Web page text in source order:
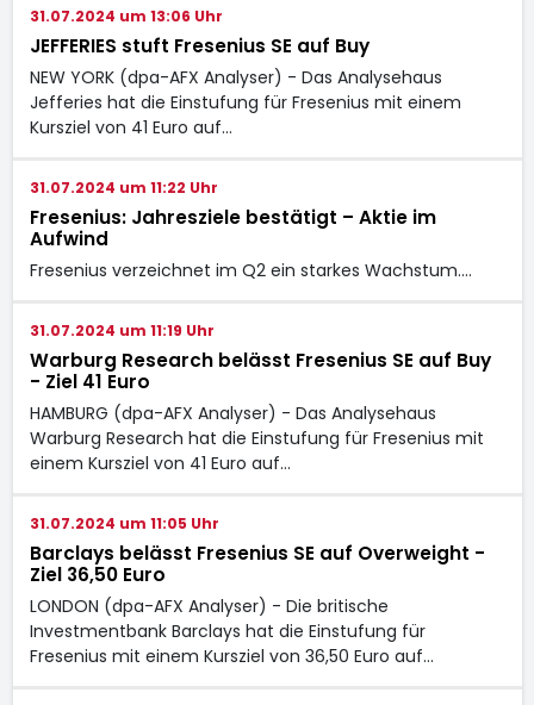
31.07.2024 um 13:06 Uhr
JEFFERIES stuft Fresenius SE auf Buy
NEW YORK (dpa-AFX Analyser) - Das Analysehaus
Jefferies hat die Einstufung für Fresenius mit einem
Kursziel von 41 Euro auf…
31.07.2024 um 11:22 Uhr
Fresenius: Jahresziele bestätigt – Aktie im
Aufwind
Fresenius verzeichnet im Q2 ein starkes Wachstum.…
31.07.2024 um 11:19 Uhr
Warburg Research belässt Fresenius SE auf Buy
- Ziel 41 Euro
HAMBURG (dpa-AFX Analyser) - Das Analysehaus
Warburg Research hat die Einstufung für Fresenius mit
einem Kursziel von 41 Euro auf…
31.07.2024 um 11:05 Uhr
Barclays belässt Fresenius SE auf Overweight -
Ziel 36,50 Euro
LONDON (dpa-AFX Analyser) - Die britische
Investmentbank Barclays hat die Einstufung für
Fresenius mit einem Kursziel von 36,50 Euro auf…